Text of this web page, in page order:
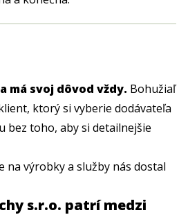
má svoj dôvod vždy. Bohužiaľ
ktorý si vyberie dodávateľa
bez toho, aby si detailnejšie
na výrobky a služby nás dostal
s.r.o. patrí medzi